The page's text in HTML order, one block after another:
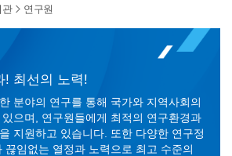
관 연구원
! 최선의 노력!
분야의 연구를 통해 국가와 지역사회의
으며, 연구원들에게 최적의 연구환경과
지원하고 있습니다. 또한 다양한 연구정
끊임없는 열정과 노력으로 최고 수준의